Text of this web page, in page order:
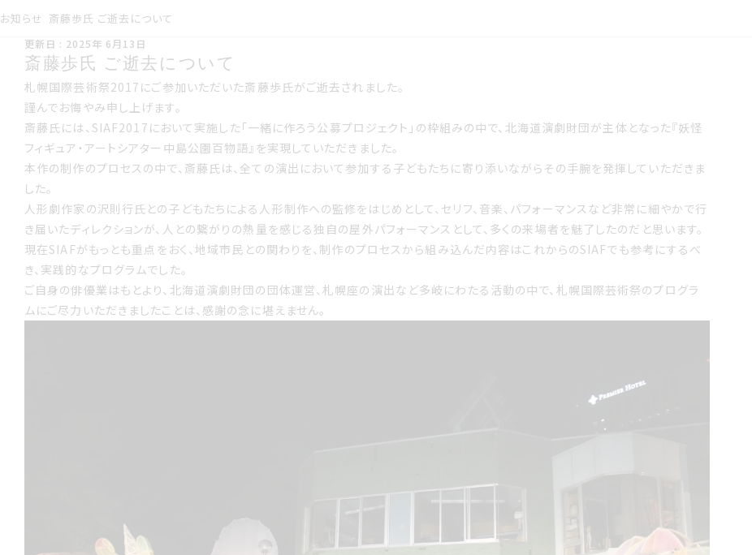
お知らせ 斎藤歩氏 ご逝去について
こうしんび 2025年 ろくが
つ13日
更新日 : 2025年 6月13日
斎藤歩氏 ご逝去について
斎藤歩氏 ご逝去について
札幌国際芸術祭2017にご参加いただいた斎藤歩氏がご逝去されました。
謹んでお悔やみ申し上げます。
斎藤氏には、SIAF2017において実施した「一緒に作ろう公募プロジェクト」の枠組みの中で、北海道演劇財団が主体となった『妖怪
フィギュア・アートシアター中島公園百物語』を実現していただきました。
本作の制作のプロセスの中で、斎藤氏は、全ての演出において参加する子どもたちに寄り添いながらその手腕を発揮していただきま
した。
人形劇作家の沢則行氏との子どもたちによる人形制作への監修をはじめとして、セリフ、音楽、パフォーマンスなど非常に細やかで行
き届いたディレクションが、人との繋がりの熱量を感じる独自の屋外パフォーマンスとして、多くの来場者を魅了したのだと思います。
現在SIAFがもっとも重点をおく、地域市民との関わりを、制作のプロセスから組み込んだ内容はこれからのSIAFでも参考にするべ
き、実践的なプログラムでした。
ご自身の俳優業はもとより、北海道演劇財団の団体運営、札幌座の演出など多岐にわたる活動の中で、札幌国際芸術祭のプログラ
ムにご尽力いただきましたことは、感謝の念に堪えません。